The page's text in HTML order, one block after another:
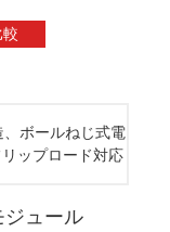
ジュール